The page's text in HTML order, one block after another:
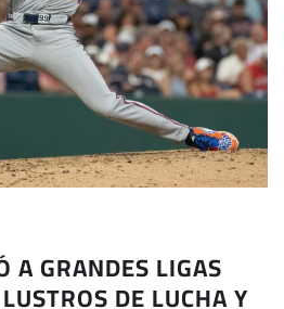
A GRANDES LIGAS
DE LUCHA Y